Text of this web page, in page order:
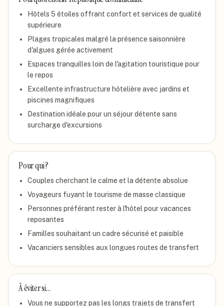
Hôtels 5 étoiles offrant confort et services de qualité
supérieure
Plages tropicales malgré la présence saisonnière
d'algues gérée activement
Espaces tranquilles loin de l'agitation touristique pour
le repos
Excellente infrastructure hôtelière avec jardins et
piscines magnifiques
Destination idéale pour un séjour détente sans
surcharge d'excursions
Pour qui ?
Couples cherchant le calme et la détente absolue
Voyageurs fuyant le tourisme de masse classique
Personnes préférant rester à l'hôtel pour vacances
reposantes
Familles souhaitant un cadre sécurisé et paisible
Vacanciers sensibles aux longues routes de transfert
À éviter si…
Vous ne supportez pas les longs trajets de transfert